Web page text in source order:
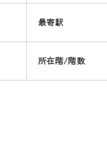
最寄駅
所在階/階数